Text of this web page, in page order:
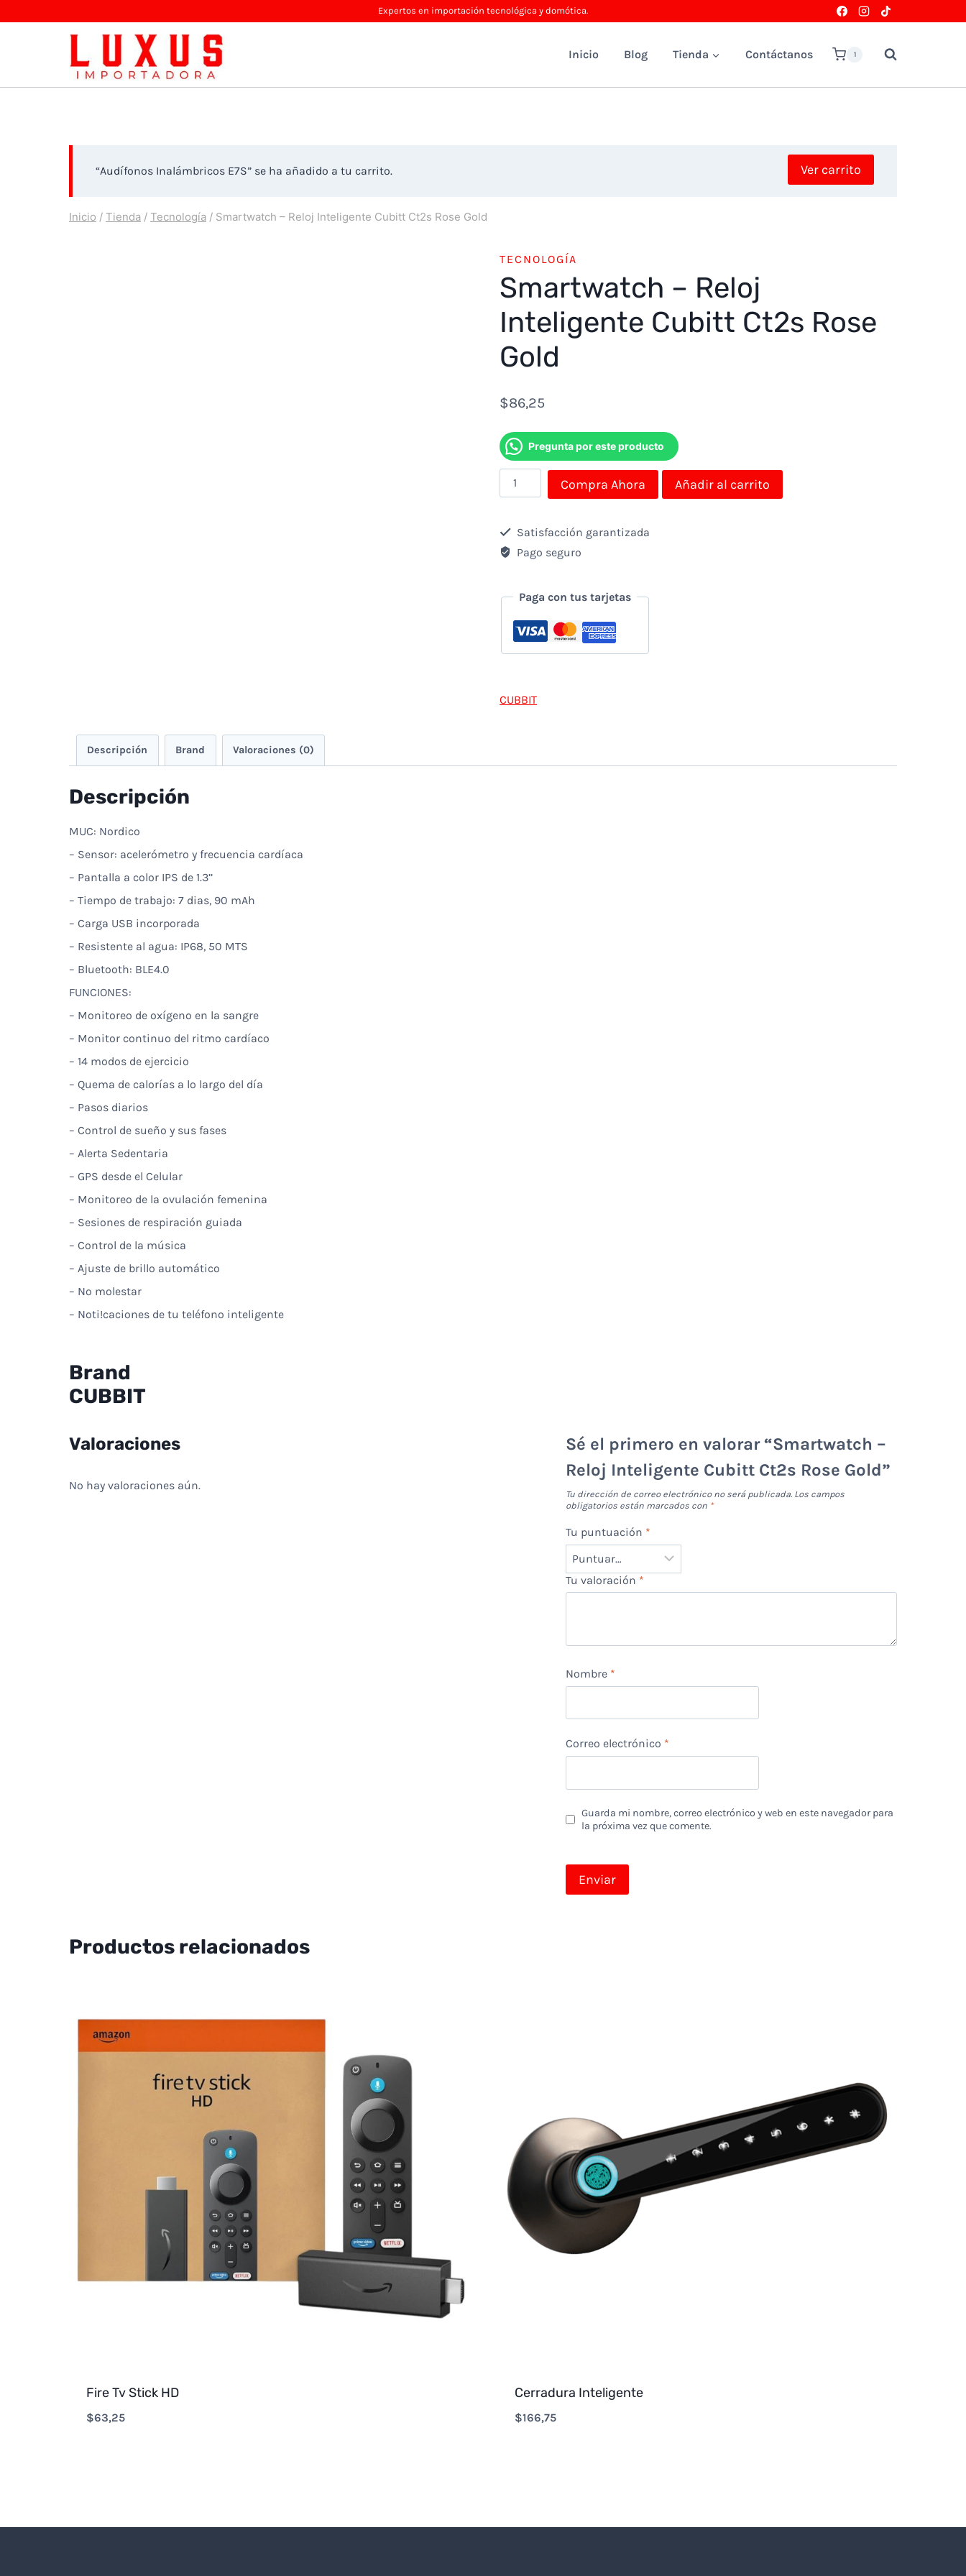
Expertos en importación tecnológica y domótica.
Inicio Blog Tienda Contáctanos 1
“Audífonos Inalámbricos E7S” se ha añadido a tu carrito. Ver carrito
Inicio / Tienda / Tecnología / Smartwatch – Reloj Inteligente Cubitt Ct2s Rose Gold
TECNOLOGÍA
Smartwatch – Reloj
Inteligente Cubitt Ct2s Rose
Gold
$86,25
Pregunta por este producto
Smartwatch
-
Reloj
Inteligente
Ct2s
Gold
Compra Ahora Añadir al carrito
Satisfacción garantizada
Pago seguro
Paga con tus tarjetas
CUBBIT
Descripción Brand Valoraciones (0)
Descripción
MUC: Nordico
– Sensor: acelerómetro y frecuencia cardíaca
– Pantalla a color IPS de 1.3’’
– Tiempo de trabajo: 7 dias, 90 mAh
– Carga USB incorporada
– Resistente al agua: IP68, 50 MTS
– Bluetooth: BLE4.0
FUNCIONES:
– Monitoreo de oxígeno en la sangre
– Monitor continuo del ritmo cardíaco
– 14 modos de ejercicio
– Quema de calorías a lo largo del día
– Pasos diarios
– Control de sueño y sus fases
– Alerta Sedentaria
– GPS desde el Celular
– Monitoreo de la ovulación femenina
– Sesiones de respiración guiada
– Control de la música
– Ajuste de brillo automático
– No molestar
– Noti!caciones de tu teléfono inteligente
Brand
CUBBIT
Valoraciones
No hay valoraciones aún.
Sé el primero en valorar “Smartwatch –
Reloj Inteligente Cubitt Ct2s Rose Gold”
Tu dirección de correo electrónico no será publicada. Los campos
obligatorios están marcados con *
Tu puntuación *
Tu valoración *
Nombre *
Correo electrónico *
Guarda mi nombre, correo electrónico y web en este navegador para
la próxima vez que comente.
Productos relacionados
Fire Tv Stick HD
$63,25
Cerradura Inteligente
$166,75